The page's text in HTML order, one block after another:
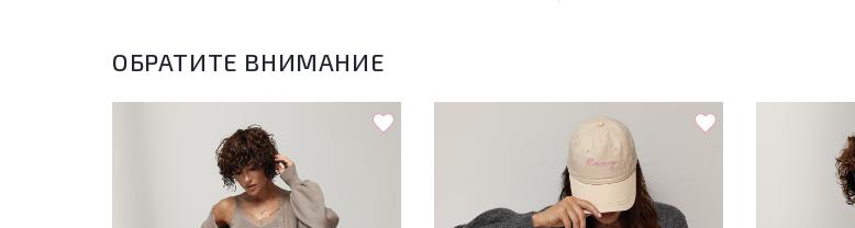
ОБРАТИТЕ ВНИМАНИЕ